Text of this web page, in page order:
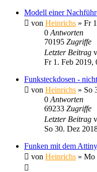
Modell einer
von Heinrichs » Fr
0 Antworten
70195 Zugriffe
Letzter Beitrag
Fr 1. Feb 2019,
Funksteckdosen -
von Heinrichs » So
0 Antworten
69233 Zugriffe
Letzter Beitrag
So 30. Dez
Funken mit dem
von Heinrichs » Mo